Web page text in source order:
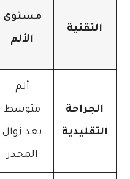
التقنية
مستوى
الألم
الجراحة
التقليدية
ألم
متوسط
بعد زوال
المخدر